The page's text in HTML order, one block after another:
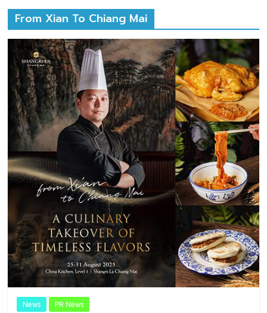
From Xian To Chiang Mai
News PR News